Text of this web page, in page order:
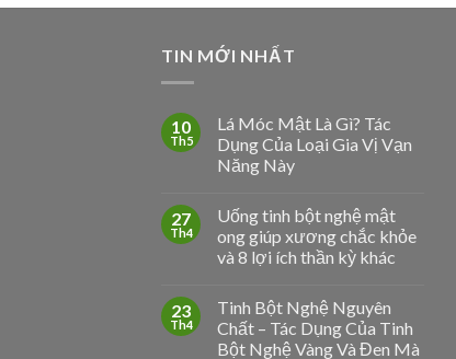
TIN MỚI NHẤT
10
Th5
Lá Móc Mật Là Gì? Tác
Dụng Của Loại Gia Vị Vạn
Năng Này
27
Th4
Uống tinh bột nghệ mật
ong giúp xương chắc khỏe
và 8 lợi ích thần kỳ khác
23
Th4
Tinh Bột Nghệ Nguyên
Chất – Tác Dụng Của Tinh
Bột Nghệ Vàng Và Đen Mà